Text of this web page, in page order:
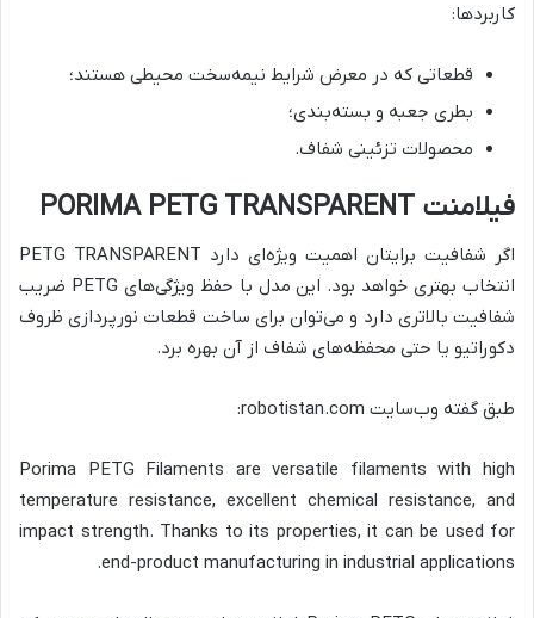
کاربردها:
قطعاتی که در معرض شرایط نیمه‌سخت محیطی هستند؛
بطری جعبه و بسته‌بندی؛
محصولات تزئینی شفاف.
فیلامنت PORIMA PETG TRANSPARENT
اگر شفافیت برایتان اهمیت ویژه‌ای دارد PETG TRANSPARENT
انتخاب بهتری خواهد بود. این مدل با حفظ ویژگی‌های PETG ضریب
شفافیت بالاتری دارد و می‌توان برای ساخت قطعات نورپردازی ظروف
دکوراتیو یا حتی محفظه‌های شفاف از آن بهره برد.
طبق گفته وب‌سایت robotistan.com:
Porima PETG Filaments are versatile filaments with high
temperature resistance, excellent chemical resistance, and
impact strength. Thanks to its properties, it can be used for
end-product manufacturing in industrial applications.